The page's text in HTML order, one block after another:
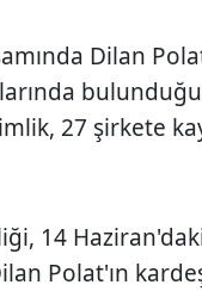
Dilan
27 şirkete
14
Polat'ın